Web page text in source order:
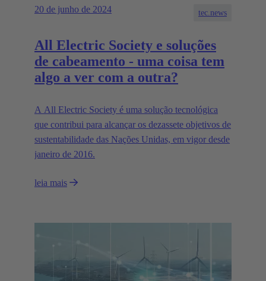
20 de junho de 2024 tec.news
All Electric Society e soluções
de cabeamento - uma coisa tem
algo a ver com a outra?
A All Electric Society é uma solução tecnológica
que contribui para alcançar os dezassete objetivos de
sustentabilidade das Nações Unidas, em vigor desde
janeiro de 2016.
leia mais